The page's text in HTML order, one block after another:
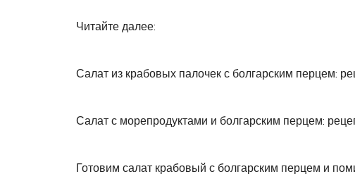
Читайте далее:
Салат из крабовых палочек с болгарским перцем:
Салат с морепродуктами и болгарским перцем:
Готовим салат крабовый с болгарским перцем и